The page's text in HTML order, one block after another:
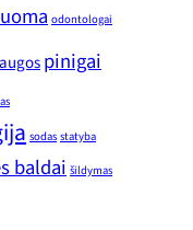
odontologai
pinigai
sodas statyba
baldai šildymas